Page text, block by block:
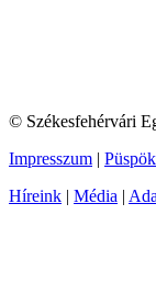
© Székesfehérvári
Impresszum |
Híreink | Média |